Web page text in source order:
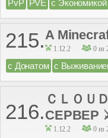
PvP PVE с Экономикой
215.A
1.12.2 0 из
с Донатом с
216.
ＣＬＯ
СЕРВЕР
1.12.2 0 из